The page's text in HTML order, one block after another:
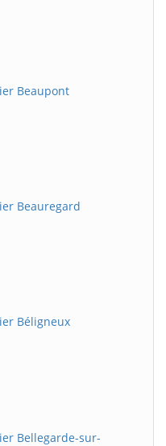
Beaupont
Beauregard
Béligneux
Bellegarde-sur-